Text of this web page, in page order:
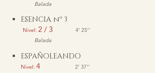
Balada
ESENCIA nº 3
Nivel: 2 / 3
4' 25''
Balada
ESPAÑOLEANDO
Nivel: 4 2' 37''